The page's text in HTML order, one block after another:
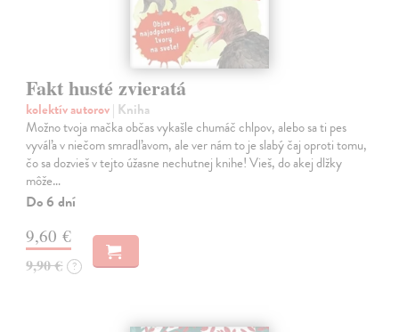
Fakt husté zvieratá
kolektív autorov| Kniha
Možno tvoja mačka občas vykašle chumáč chlpov, alebo sa ti pes
vyváľa v niečom smradľavom, ale ver nám to je slabý čaj oproti tomu,
čo sa dozvieš v tejto úžasne nechutnej knihe! Vieš, do akej dlžky
môže…
Do 6 dní
9,60 €
9,90 € ?